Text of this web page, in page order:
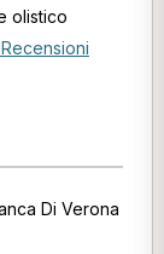
olistico
Di Verona